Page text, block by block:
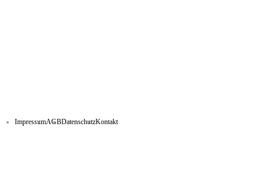
ImpressumAGBDatenschutzKontakt